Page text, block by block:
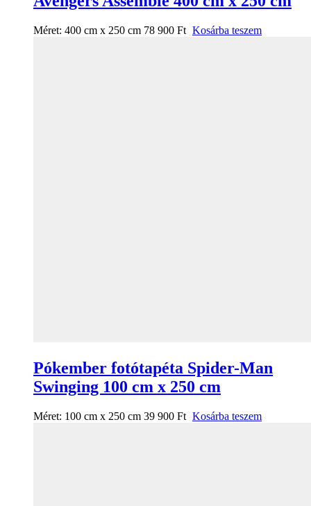
Méret: 400 cm x 250 cm 78 900 Ft Kosárba teszem
Pókember fotótapéta Spider-Man
Swinging 100 cm x 250 cm
Méret: 100 cm x 250 cm 39 900 Ft Kosárba teszem